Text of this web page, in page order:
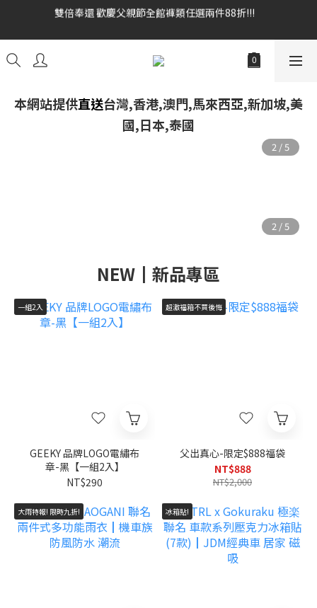
雙倍奉還 歡慶父親節全館褲類任選兩件88折!!!
全館消費滿額$1680贈3D好野貓公仔(絲綢鐵黑) 滿額$2499贈達摩
雙倍奉還 歡慶父親節全館褲類任選兩件88折!!!
本網站提供直送台灣,香港,澳門,馬來西亞,新加坡,美
國,日本,泰國
NEW┃新品專區
一組2入
GEEKY 品牌LOGO電繡布
章-黑【一組2入】
NT$290
超激福箱不買後悔
父出真心-限定$888福袋
NT$888
NT$2,000
大雨特報! 限時九折! 冰箱貼!